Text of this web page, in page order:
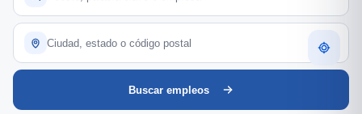
Buscar empleos